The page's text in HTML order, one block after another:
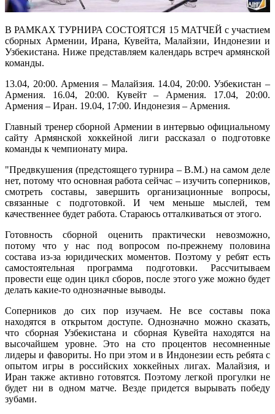
В РАМКАХ ТУРНИРА СОСТОЯТСЯ 15 МАТЧЕЙ с участием
сборных Армении, Ирана, Кувейта, Малайзии, Индонезии и
Узбекистана. Ниже представляем календарь встреч армянской
команды.
13.04, 20:00. Армения – Малайзия. 14.04, 20:00. Узбекистан –
Армения. 16.04, 20:00. Кувейт – Армения. 17.04, 20:00.
Армения – Иран. 19.04, 17:00. Индонезия – Армения.
Главный тренер сборной Армении в интервью официальному
сайту Армянской хоккейной лиги рассказал о подготовке
команды к чемпионату мира.
"Предвкушения (предстоящего турнира – В.М.) на самом деле
нет, потому что основная работа сейчас – изучить соперников,
смотреть составы, завершить организационные вопросы,
связанные с подготовкой. И чем меньше мыслей, тем
качественнее будет работа. Стараюсь отталкиваться от этого.
Готовность сборной оценить практически невозможно,
потому что у нас под вопросом по-прежнему половина
состава из-за юридических моментов. Поэтому у ребят есть
самостоятельная программа подготовки. Рассчитываем
провести еще один цикл сборов, после этого уже можно будет
делать какие-то однозначные выводы.
Соперников до сих пор изучаем. Не все составы пока
находятся в открытом доступе. Однозначно можно сказать,
что сборная Узбекистана и сборная Кувейта находятся на
высочайшем уровне. Это на сто процентов несомненные
лидеры и фавориты. Но при этом и в Индонезии есть ребята с
опытом игры в российских хоккейных лигах. Малайзия, и
Иран также активно готовятся. Поэтому легкой прогулки не
будет ни в одном матче. Везде придется вырывать победу
зубами.